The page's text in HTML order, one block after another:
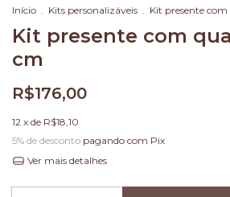
Início . Kits personalizáveis . Kit presente com
Kit presente com
cm
R$176,00
12 x de R$18,10
5% de desconto pagando com Pix
Ver mais detalhes